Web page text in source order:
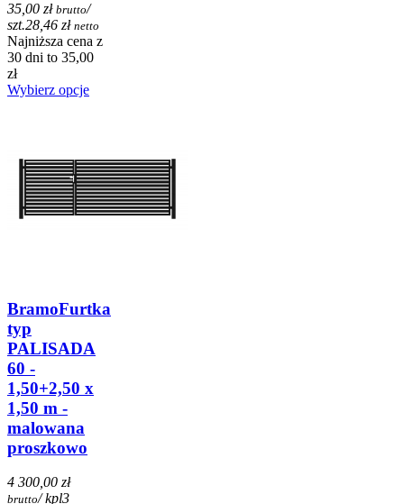
35,00 zł brutto/
szt.28,46 zł netto
Najniższa cena z
30 dni to 35,00
zł
Wybierz opcje
BramoFurtka
typ
PALISADA
60 -
1,50+2,50 x
1,50 m -
malowana
proszkowo
4 300,00 zł
brutto/ kpl3